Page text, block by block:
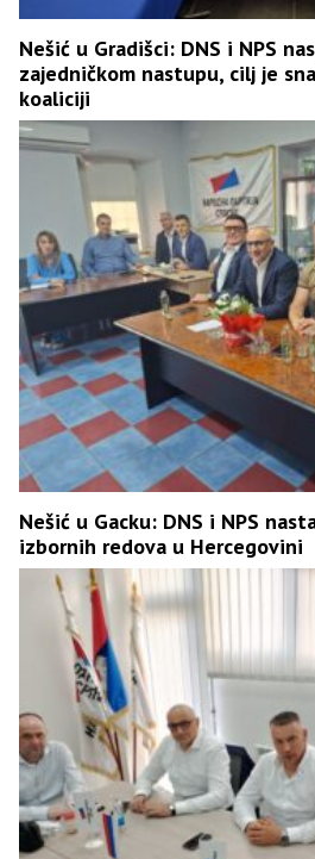
Nešić u Gradišci: DNS i NPS
zajedničkom nastupu, cilj je
koaliciji
Nešić u Gacku: DNS i NPS
izbornih redova u Hercegovini